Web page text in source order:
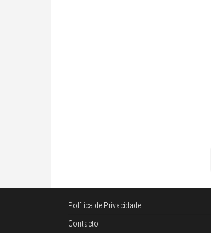
Política de Privacidade
Contacto